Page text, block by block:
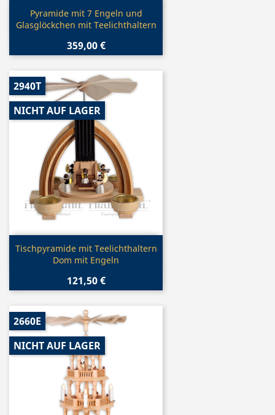
 Vorschau
Pyramide mit 7 Engeln und
Glasglöckchen mit Teelichthaltern
359,00 €
Vorschau
Tischpyramide mit Teelichthaltern
Dom mit Engeln
121,50 €
2940T
NICHT AUF LAGER
2660E
NICHT AUF LAGER